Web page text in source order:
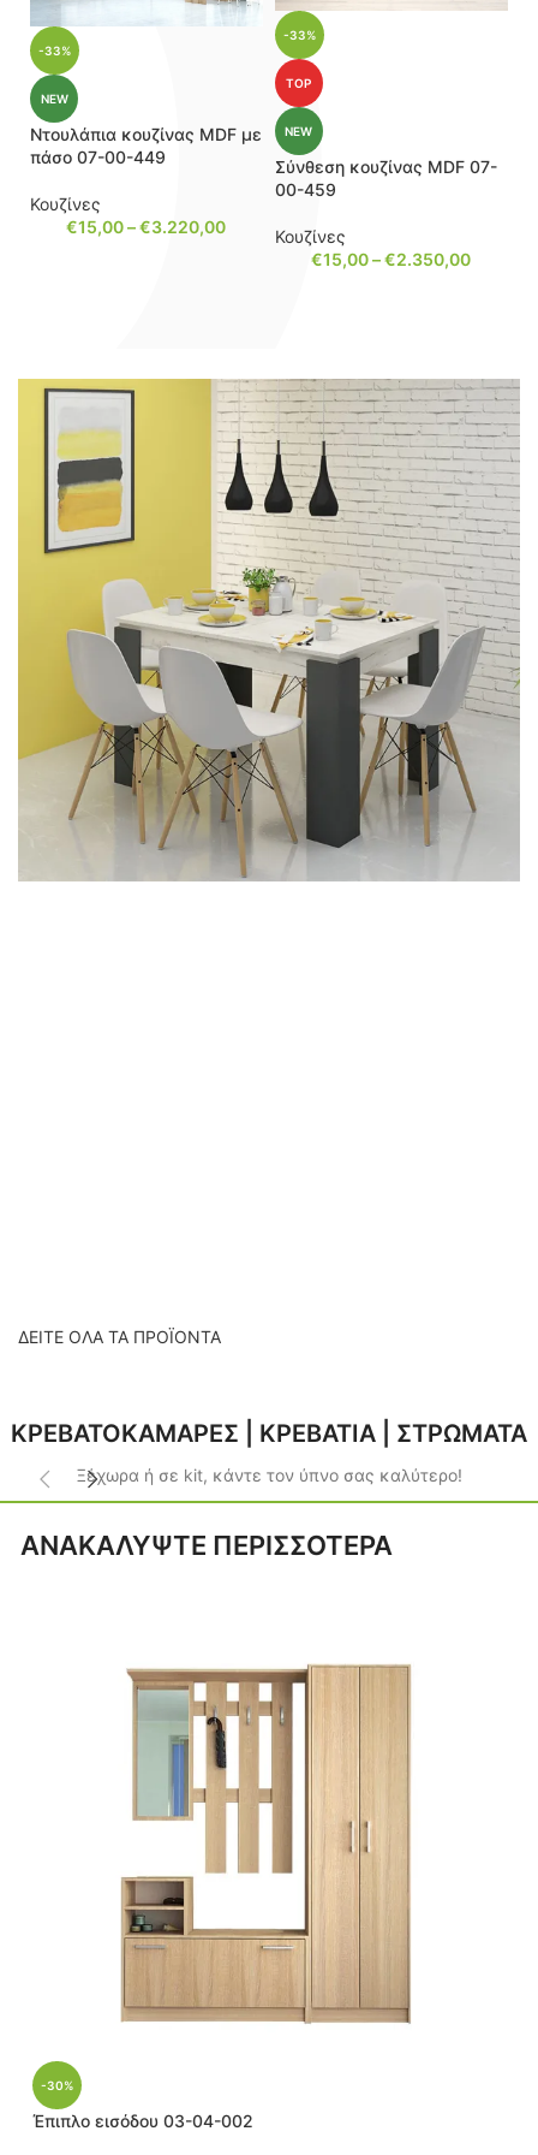
-33%
NEW
Ντουλάπια κουζίνας MDF με
πάσο 07-00-449
Κουζίνες
€15,00 – €3.220,00
-33%
TOP
NEW
Σύνθεση κουζίνας MDF 07-
00-459
Κουζίνες
€15,00 – €2.350,00
ΔΕΙΤΕ ΟΛΑ ΤΑ ΠΡΟΪΟΝΤΑ
ΚΡΕΒΑΤΟΚΑΜΑΡΕΣ | ΚΡΕΒΑΤΙΑ | ΣΤΡΩΜΑΤΑ
Ξέχωρα ή σε kit, κάντε τον ύπνο σας καλύτερο!
ΑΝΑΚΑΛΥΨΤΕ ΠΕΡΙΣΣΟΤΕΡΑ
-30%
Έπιπλο εισόδου 03-04-002